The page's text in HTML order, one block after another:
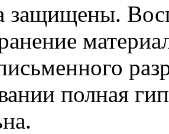
защищены.
полная